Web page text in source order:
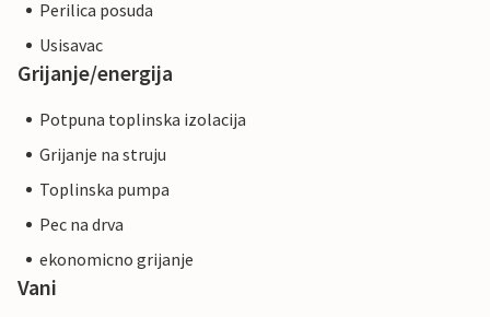
Perilica posuda
Usisavac
Grijanje/energija
Potpuna toplinska izolacija
Grijanje na struju
Toplinska pumpa
Pec na drva
ekonomicno grijanje
Vani